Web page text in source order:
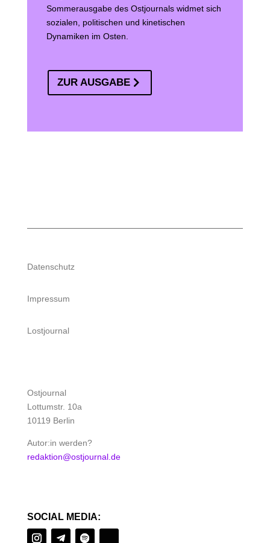
Sommerausgabe des Ostjournals widmet sich
sozialen, politischen und kinetischen
Dynamiken im Osten.
ZUR AUSGABE
Datenschutz
Impressum
Lostjournal
Ostjournal
Lottumstr. 10a
10119 Berlin
Autor:in werden?
redaktion@ostjournal.de
SOCIAL MEDIA: